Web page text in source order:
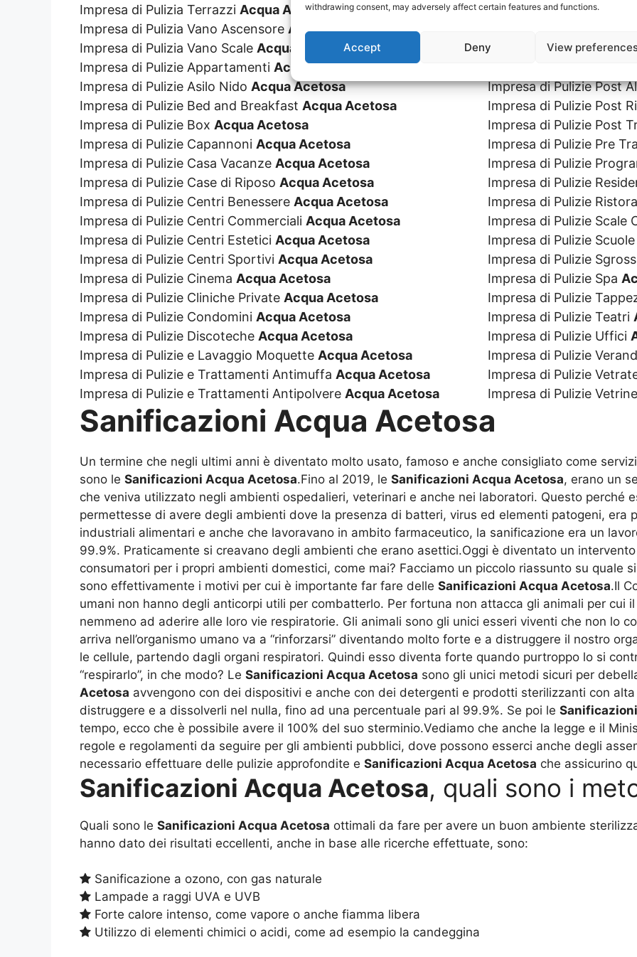
withdrawing consent, may adversely affect certain features and functions.
Accept Deny View
Impresa di Pulizia Terrazzi Acqua Acetosa
Impresa di Pulizia Vano Ascensore Acqua Acetosa
Impresa di Pulizia Vano Scale Acqua Acetosa
Impresa di Pulizie Appartamenti Acqua Acetosa
Impresa di Pulizie Asilo Nido Acqua Acetosa
Impresa di Pulizie Bed and Breakfast Acqua Acetosa
Impresa di Pulizie Box Acqua Acetosa
Impresa di Pulizie Capannoni Acqua Acetosa
Impresa di Pulizie Casa Vacanze Acqua Acetosa
Impresa di Pulizie Case di Riposo Acqua Acetosa
Impresa di Pulizie Centri Benessere Acqua Acetosa
Impresa di Pulizie Centri Commerciali Acqua Acetosa
Impresa di Pulizie Centri Estetici Acqua Acetosa
Impresa di Pulizie Centri Sportivi Acqua Acetosa
Impresa di Pulizie Cinema Acqua Acetosa
Impresa di Pulizie Cliniche Private Acqua Acetosa
Impresa di Pulizie Condomini Acqua Acetosa
Impresa di Pulizie Discoteche Acqua Acetosa
Impresa di Pulizie e Lavaggio Moquette Acqua Acetosa
Impresa di Pulizie e Trattamenti Antimuffa Acqua Acetosa
Impresa di Pulizie e Trattamenti Antipolvere Acqua Acetosa
Impresa di Pulizie
Impresa di Pulizie
Impresa di Pulizie Post
Impresa di Pulizie Post
Impresa di Pulizie Post
Impresa di Pulizie Pre
Impresa di Pulizie
Impresa di Pulizie
Impresa di Pulizie
Impresa di Pulizie Scale
Impresa di Pulizie
Impresa di Pulizie
Impresa di Pulizie Spa
Impresa di Pulizie
Impresa di Pulizie Teatri
Impresa di Pulizie Uffici
Impresa di Pulizie
Impresa di Pulizie
Impresa di Pulizie
Sanificazioni Acqua Acetosa
Un termine che negli ultimi anni è diventato molto usato, famoso e anche consigliato come
sono le Sanificazioni Acqua Acetosa.Fino al 2019, le Sanificazioni Acqua Acetosa, erano un
che veniva utilizzato negli ambienti ospedalieri, veterinari e anche nei laboratori. Questo perché
permettesse di avere degli ambienti dove la presenza di batteri, virus ed elementi patogeni, era
industriali alimentari e anche che lavoravano in ambito farmaceutico, la sanificazione era un
99.9%. Praticamente si creavano degli ambienti che erano asettici.Oggi è diventato un
consumatori per i propri ambienti domestici, come mai? Facciamo un piccolo riassunto su quale
sono effettivamente i motivi per cui è importante far fare delle Sanificazioni Acqua Acetosa.Il
umani non hanno degli anticorpi utili per combatterlo. Per fortuna non attacca gli animali per cui
nemmeno ad aderire alle loro vie respiratorie. Gli animali sono gli unici esseri viventi che non lo
arriva nell’organismo umano va a “rinforzarsi” diventando molto forte e a distruggere il nostro
le cellule, partendo dagli organi respiratori. Quindi esso diventa forte quando purtroppo lo si
“respirarlo”, in che modo? Le Sanificazioni Acqua Acetosa sono gli unici metodi sicuri per
Acetosa avvengono con dei dispositivi e anche con dei detergenti e prodotti sterilizzanti con
distruggere e a dissolverli nel nulla, fino ad una percentuale pari al 99.9%. Se poi le
tempo, ecco che è possibile avere il 100% del suo sterminio.Vediamo che anche la legge e il
regole e regolamenti da seguire per gli ambienti pubblici, dove possono esserci anche degli
necessario effettuare delle pulizie approfondite e Sanificazioni Acqua Acetosa che assicurino
Sanificazioni Acqua Acetosa, quali sono i
Quali sono le Sanificazioni Acqua Acetosa ottimali da fare per avere un buon ambiente
hanno dato dei risultati eccellenti, anche in base alle ricerche effettuate, sono:
Sanificazione a ozono, con gas naturale
Lampade a raggi UVA e UVB
Forte calore intenso, come vapore o anche fiamma libera
Utilizzo di elementi chimici o acidi, come ad esempio la candeggina